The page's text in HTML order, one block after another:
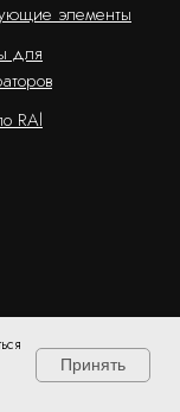
элементы
для
RAl
Принять